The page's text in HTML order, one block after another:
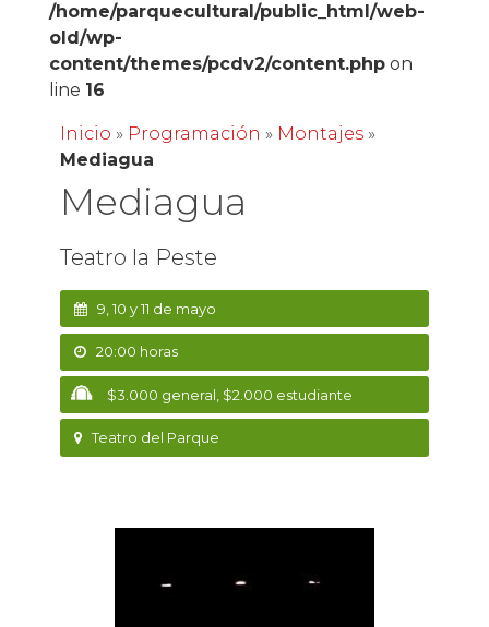
/home/parquecultural/public_html/web-
old/wp-
content/themes/pcdv2/content.phpon
line 16
Inicio » Programación » Montajes»
Mediagua
Mediagua
Teatro la Peste
9, 10 y 11 de mayo
20:00 horas
$3.000 general, $2.000 estudiante
Teatro del Parque